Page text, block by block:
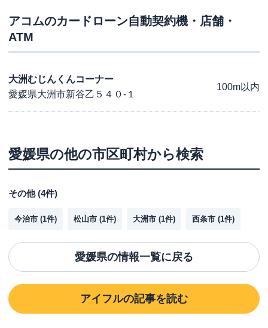
アコムのカードローン自動契約機・店舗・
ATM
大洲むじんくんコーナー
愛媛県大洲市新谷乙５４０-１
100m以内
愛媛県の他の市区町村から検索
その他(4件)
今治市 (1件) 松山市 (1件) 大洲市 (1件) 西条市 (1件)
愛媛県の情報一覧に戻る
アイフルの記事を読む